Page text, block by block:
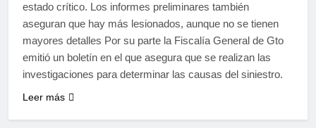
estado crítico. Los informes preliminares también
aseguran que hay más lesionados, aunque no se tienen
mayores detalles Por su parte la Fiscalía General de Gto
emitió un boletín en el que asegura que se realizan las
investigaciones para determinar las causas del siniestro.
Leer más